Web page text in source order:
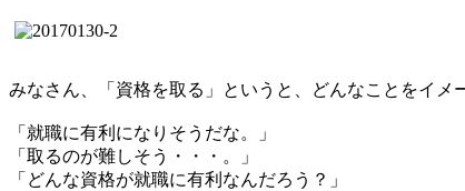
みなさん、「資格を取る」というと、どんなことをイメ
「就職に有利になりそうだな。」
「取るのが難しそう・・・。」
「どんな資格が就職に有利なんだろう？」